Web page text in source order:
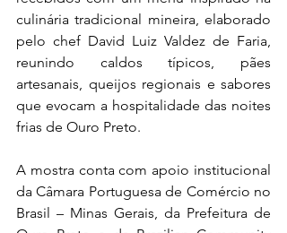
culinária tradicional mineira, elaborado
pelo chef David Luiz Valdez de Faria,
reunindo caldos típicos, pães
artesanais, queijos regionais e sabores
que evocam a hospitalidade das noites
frias de Ouro Preto.
A mostra conta com apoio institucional
da Câmara Portuguesa de Comércio no
Brasil – Minas Gerais, da Prefeitura de